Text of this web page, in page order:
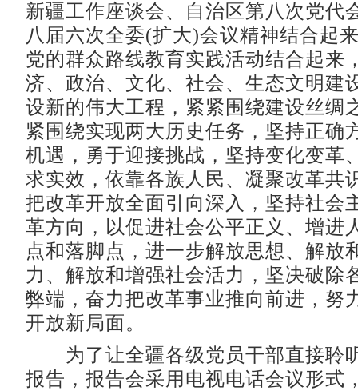
新疆工作座谈会、自治区第八次党代
八届六次全委(扩大)会议精神结合起
党的群众路线教育实践活动结合起来
济、政治、文化、社会、生态文明建
设新的伟大工程，紧紧围绕建设丝绸
紧围绕实现两大历史任务，坚持正确
机遇，勇于迎接挑战，坚持变化变革
求实效，依靠各族人民、凝聚改革共
把改革开放全面引向深入，坚持社会
革方向，以促进社会公平正义、增进
点和落脚点，进一步解放思想、解放
力、解放和增强社会活力，坚决破除
弊端，奋力把改革事业推向前进，努
开放新局面。
为了让全疆各级党员干部直接聆
报告，报告会采用电视电话会议形式